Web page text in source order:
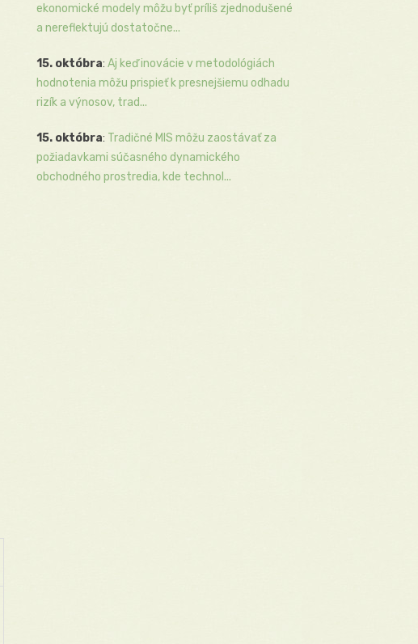
ekonomické modely môžu byť príliš zjednodušené
a nereflektujú dostatočne...
15. októbra: Aj keď inovácie v metodológiách
hodnotenia môžu prispieť k presnejšiemu odhadu
rizík a výnosov, trad...
15. októbra: Tradičné MIS môžu zaostávať za
požiadavkami súčasného dynamického
obchodného prostredia, kde technol...